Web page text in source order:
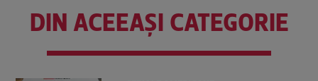
DIN ACEEAȘI CATEGORIE